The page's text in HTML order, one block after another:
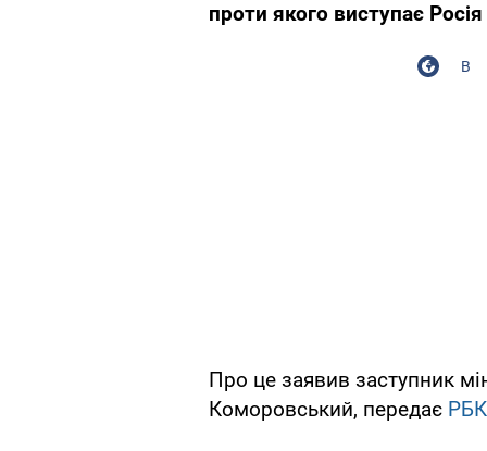
проти якого виступає Росія
Про це заявив заступник
Коморовський, передає